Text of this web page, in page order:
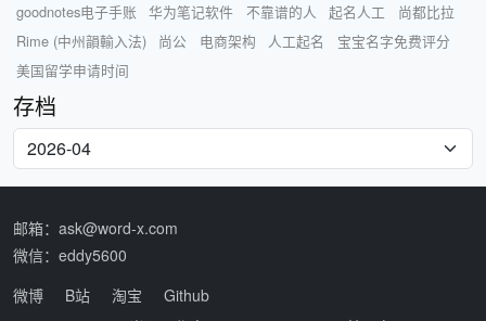
goodnotes电子手账
华为笔记软件 不靠谱的人 起名人工
尚都比拉
Rime (中州韻輸入法)
尚公 电商架构 人工起名
宝宝名字免费评分
美国留学申请时间
存档
邮箱：ask@word-x.com
微信：eddy5600
微博
B站 淘宝
Github